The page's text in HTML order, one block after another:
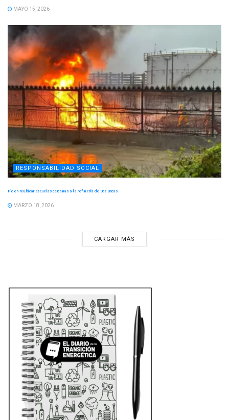
MAYO 15, 2026
RESPONSABILIDAD SOCIAL
Piden reubicar escuelas cercanas a la refinería de Dos Bocas
MARZO 18, 2026
CARGAR MÁS